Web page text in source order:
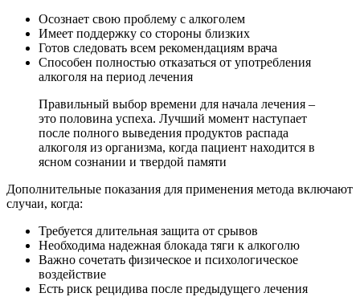
Осознает свою проблему с алкоголем
Имеет поддержку со стороны близких
Готов следовать всем рекомендациям врача
Способен полностью отказаться от употребления
алкоголя на период лечения
Правильный выбор времени для начала лечения –
это половина успеха. Лучший момент наступает
после полного выведения продуктов распада
алкоголя из организма, когда пациент находится в
ясном сознании и твердой памяти
Дополнительные показания для применения метода включают
случаи, когда:
Требуется длительная защита от срывов
Необходима надежная блокада тяги к алкоголю
Важно сочетать физическое и психологическое
воздействие
Есть риск рецидива после предыдущего лечения